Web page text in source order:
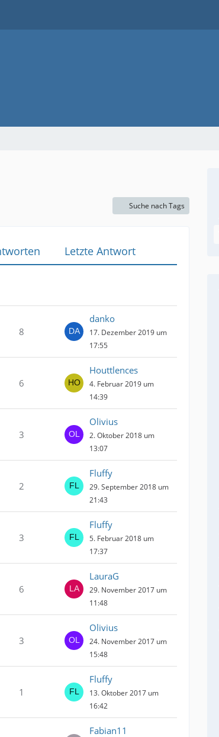
Suche nach Tags
Letzte Antwort
8
danko
17. Dezember 2019 um
17:55
6
Houttlences
4. Februar 2019 um
14:39
3
Olivius
2. Oktober 2018 um
13:07
2
Fluffy
29. September 2018 um
21:43
3
Fluffy
5. Februar 2018 um
17:37
6
LauraG
29. November 2017 um
11:48
3
Olivius
24. November 2017 um
15:48
1
Fluffy
13. Oktober 2017 um
16:42
Fabian11